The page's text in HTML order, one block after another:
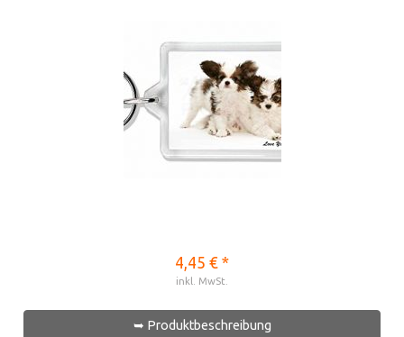
4,45 € *
inkl. MwSt.
➥ Produktbeschreibung